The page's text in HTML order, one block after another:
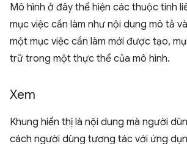
Mô hình ở đây thể hiện các thuộc tính
mục việc cần làm như nội dung mô tả
một mục việc cần làm mới được tạo,
trữ trong một thực thể của mô hình.
Xem
Khung hiển thị là nội dung mà người
cách người dùng tương tác với ứng